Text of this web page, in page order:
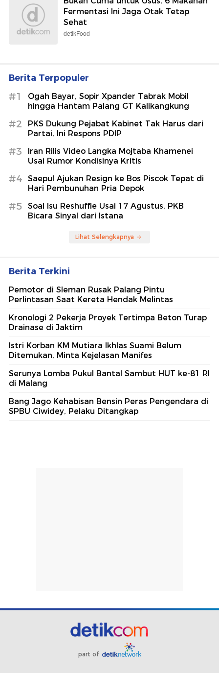
Fermentasi Ini Jaga Otak Tetap
Sehat
detikFood
Berita Terpopuler
#1
Ogah Bayar, Sopir Xpander Tabrak Mobil
hingga Hantam Palang GT Kalikangkung
#2
PKS Dukung Pejabat Kabinet Tak Harus dari
Partai, Ini Respons PDIP
#3
Iran Rilis Video Langka Mojtaba Khamenei
Usai Rumor Kondisinya Kritis
#4
Saepul Ajukan Resign ke Bos Piscok Tepat di
Hari Pembunuhan Pria Depok
#5
Soal Isu Reshuffle Usai 17 Agustus, PKB
Bicara Sinyal dari Istana
Lihat Selengkapnya
Berita Terkini
Pemotor di Sleman Rusak Palang Pintu
Perlintasan Saat Kereta Hendak Melintas
Kronologi 2 Pekerja Proyek Tertimpa Beton Turap
Drainase di Jaktim
Istri Korban KM Mutiara Ikhlas Suami Belum
Ditemukan, Minta Kejelasan Manifes
Serunya Lomba Pukul Bantal Sambut HUT ke-81 RI
di Malang
Bang Jago Kehabisan Bensin Peras Pengendara di
SPBU Ciwidey, Pelaku Ditangkap
part of